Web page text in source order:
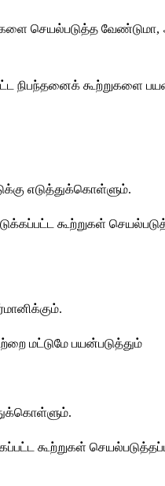
செயல்படுத்த
நிபந்தனைக் கூற்றுகளை
எடுத்துக்கொள்ளும்.
கூற்றுகள்
மட்டுமே பயன்படுத்தும்
கூற்றுகள்